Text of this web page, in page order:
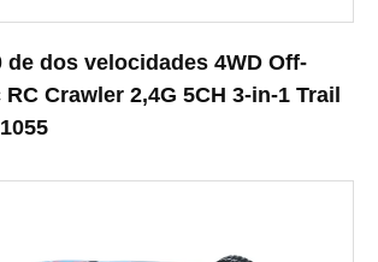
de dos velocidades 4WD Off-
Crawler 2,4G 5CH 3-in-1 Trail